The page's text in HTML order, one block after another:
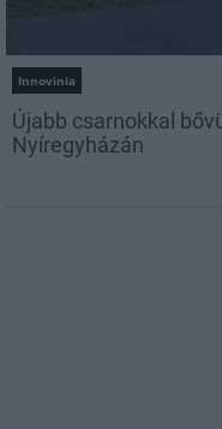
Innovinia
Újabb csarnokkal
Nyíregyházán